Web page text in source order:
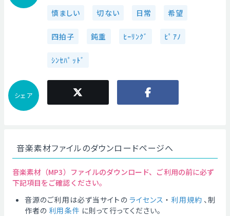
慎ましい 切ない 日常 希望
四拍子 鈍重 ﾋｰﾘﾝｸﾞ ﾋﾟｱﾉ
ｼﾝｾﾊﾟｯﾄﾞ
シェア
音楽素材ファイルのダウンロードページへ
音楽素材（MP3）ファイルのダウンロード、ご利用の前に必ず
下記項目をご確認ください。
音源のご利用は必ず当サイトの ライセンス ・ 利用規約 、制
作者の 利用条件 に則って行ってください。